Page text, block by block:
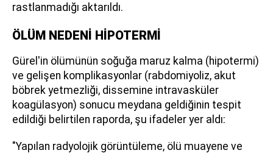
rastlanmadığı aktarıldı.
ÖLÜM NEDENİ HİPOTERMİ
Gürel'in ölümünün soğuğa maruz kalma (hipotermi)
ve gelişen komplikasyonlar (rabdomiyoliz, akut
böbrek yetmezliği, dissemine intravasküler
koagülasyon) sonucu meydana geldiğinin tespit
edildiği belirtilen raporda, şu ifadeler yer aldı:
"Yapılan radyolojik görüntüleme, ölü muayene ve